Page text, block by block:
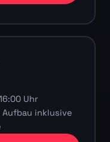
Uhr
inklusive